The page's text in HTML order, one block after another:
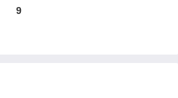
9